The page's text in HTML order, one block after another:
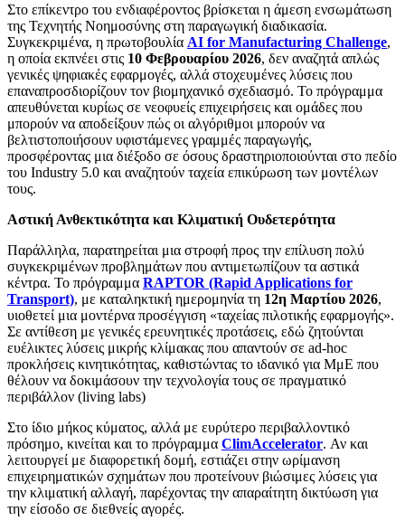
Στο επίκεντρο του ενδιαφέροντος βρίσκεται η άμεση ενσωμάτωση
της Τεχνητής Νοημοσύνης στη παραγωγική διαδικασία.
Συγκεκριμένα, η πρωτοβουλία AI for Manufacturing Challenge,
η οποία εκπνέει στις 10 Φεβρουαρίου 2026, δεν αναζητά απλώς
γενικές ψηφιακές εφαρμογές, αλλά στοχευμένες λύσεις που
επαναπροσδιορίζουν τον βιομηχανικό σχεδιασμό. Το πρόγραμμα
απευθύνεται κυρίως σε νεοφυείς επιχειρήσεις και ομάδες που
μπορούν να αποδείξουν πώς οι αλγόριθμοι μπορούν να
βελτιστοποιήσουν υφιστάμενες γραμμές παραγωγής,
προσφέροντας μια διέξοδο σε όσους δραστηριοποιούνται στο πεδίο
του Industry 5.0 και αναζητούν ταχεία επικύρωση των μοντέλων
τους.
Αστική Ανθεκτικότητα και Κλιματική Ουδετερότητα
Παράλληλα, παρατηρείται μια στροφή προς την επίλυση πολύ
συγκεκριμένων προβλημάτων που αντιμετωπίζουν τα αστικά
κέντρα. Το πρόγραμμα RAPTOR (Rapid Applications for
Transport), με καταληκτική ημερομηνία τη 12η Μαρτίου 2026,
υιοθετεί μια μοντέρνα προσέγγιση «ταχείας πιλοτικής εφαρμογής».
Σε αντίθεση με γενικές ερευνητικές προτάσεις, εδώ ζητούνται
ευέλικτες λύσεις μικρής κλίμακας που απαντούν σε ad-hoc
προκλήσεις κινητικότητας, καθιστώντας το ιδανικό για ΜμΕ που
θέλουν να δοκιμάσουν την τεχνολογία τους σε πραγματικό
περιβάλλον (living labs)
Στο ίδιο μήκος κύματος, αλλά με ευρύτερο περιβαλλοντικό
πρόσημο, κινείται και το πρόγραμμα ClimAccelerator. Αν και
λειτουργεί με διαφορετική δομή, εστιάζει στην ωρίμανση
επιχειρηματικών σχημάτων που προτείνουν βιώσιμες λύσεις για
την κλιματική αλλαγή, παρέχοντας την απαραίτητη δικτύωση για
την είσοδο σε διεθνείς αγορές.